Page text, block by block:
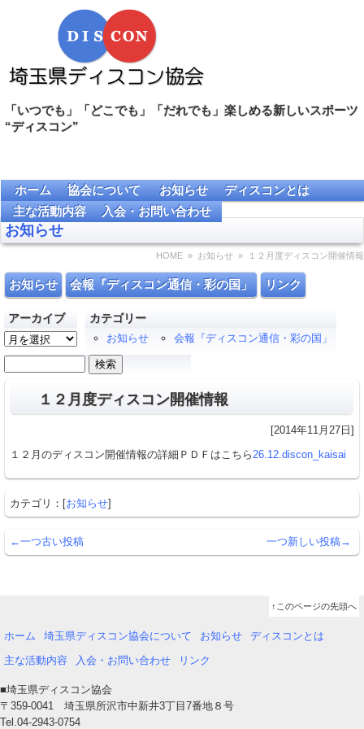
「いつでも」「どこでも」「だれでも」楽しめる新しいスポーツ
“ディスコン”
ホーム 協会について お知らせ
ディスコンとは
主な活動内容
入会・お問い合わせ
お知らせ
HOME » お知らせ » １２月度ディスコン開催情報
お知らせ 会報『ディスコン通信・彩の国」 リンク
アーカイブ
ア
ー
カ
カテゴリー
お知らせ
会報『ディスコン通信・彩の国」
１２月度ディスコン開催情報
[2014年11月27日]
１２月のディスコン開催情報の詳細ＰＤＦはこちら26.12.discon_kaisai
カテゴリ：[お知らせ]
←一つ古い投稿 一つ新しい投稿→
↑このページの先頭へ
ホーム 埼玉県ディスコン協会について お知らせ
ディスコンとは
主な活動内容
入会・お問い合わせ リンク
■埼玉県ディスコン協会
〒359-0041 埼玉県所沢市中新井3丁目7番地８号
Tel.04-2943-0754